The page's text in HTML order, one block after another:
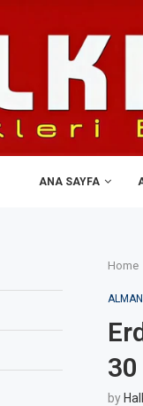
ANA SAYFA
Home
30
by